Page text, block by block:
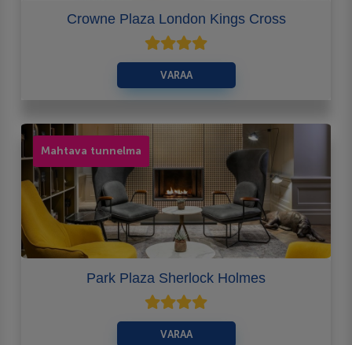
Crowne Plaza London Kings Cross
VARAA
Mahtava tunnelma
Park Plaza Sherlock Holmes
VARAA